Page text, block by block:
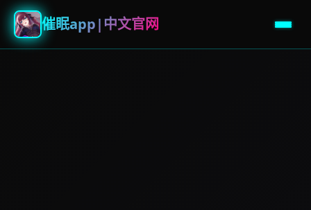
催眠app|中文官网